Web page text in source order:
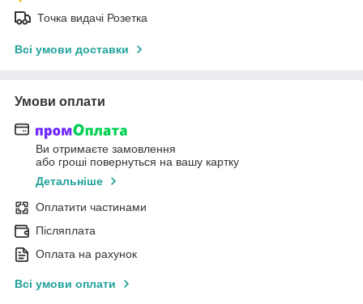
Точка видачі Розетка
Всі умови доставки
Умови оплати
Ви отримаєте замовлення
або гроші повернуться на вашу картку
Детальніше
Оплатити частинами
Післяплата
Оплата на рахунок
Всі умови оплати